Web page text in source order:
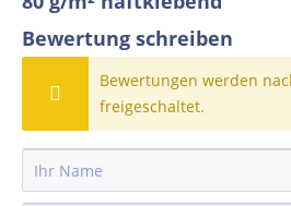
Bewertung schreiben
Bewertungen werden
freigeschaltet.